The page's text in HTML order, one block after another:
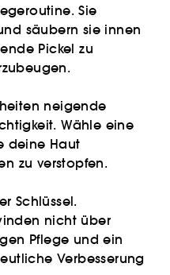
Sie
säubern sie innen
Pickel zu
neigende
Wähle eine
deine Haut
zu verstopfen.
Schlüssel.
nicht über
Pflege und ein
Verbesserung